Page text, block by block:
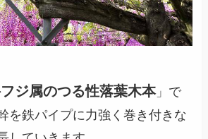
ジ属のつる性落葉木本」で
を鉄パイプに力強く巻き付きな